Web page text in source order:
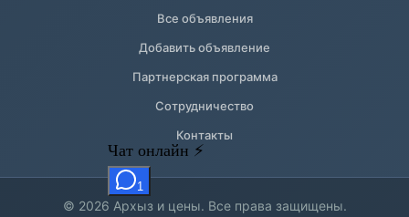
Все объявления
Добавить объявление
Партнерская программа
Сотрудничество
Контакты
© 2026 Архыз и цены. Все права защищены.